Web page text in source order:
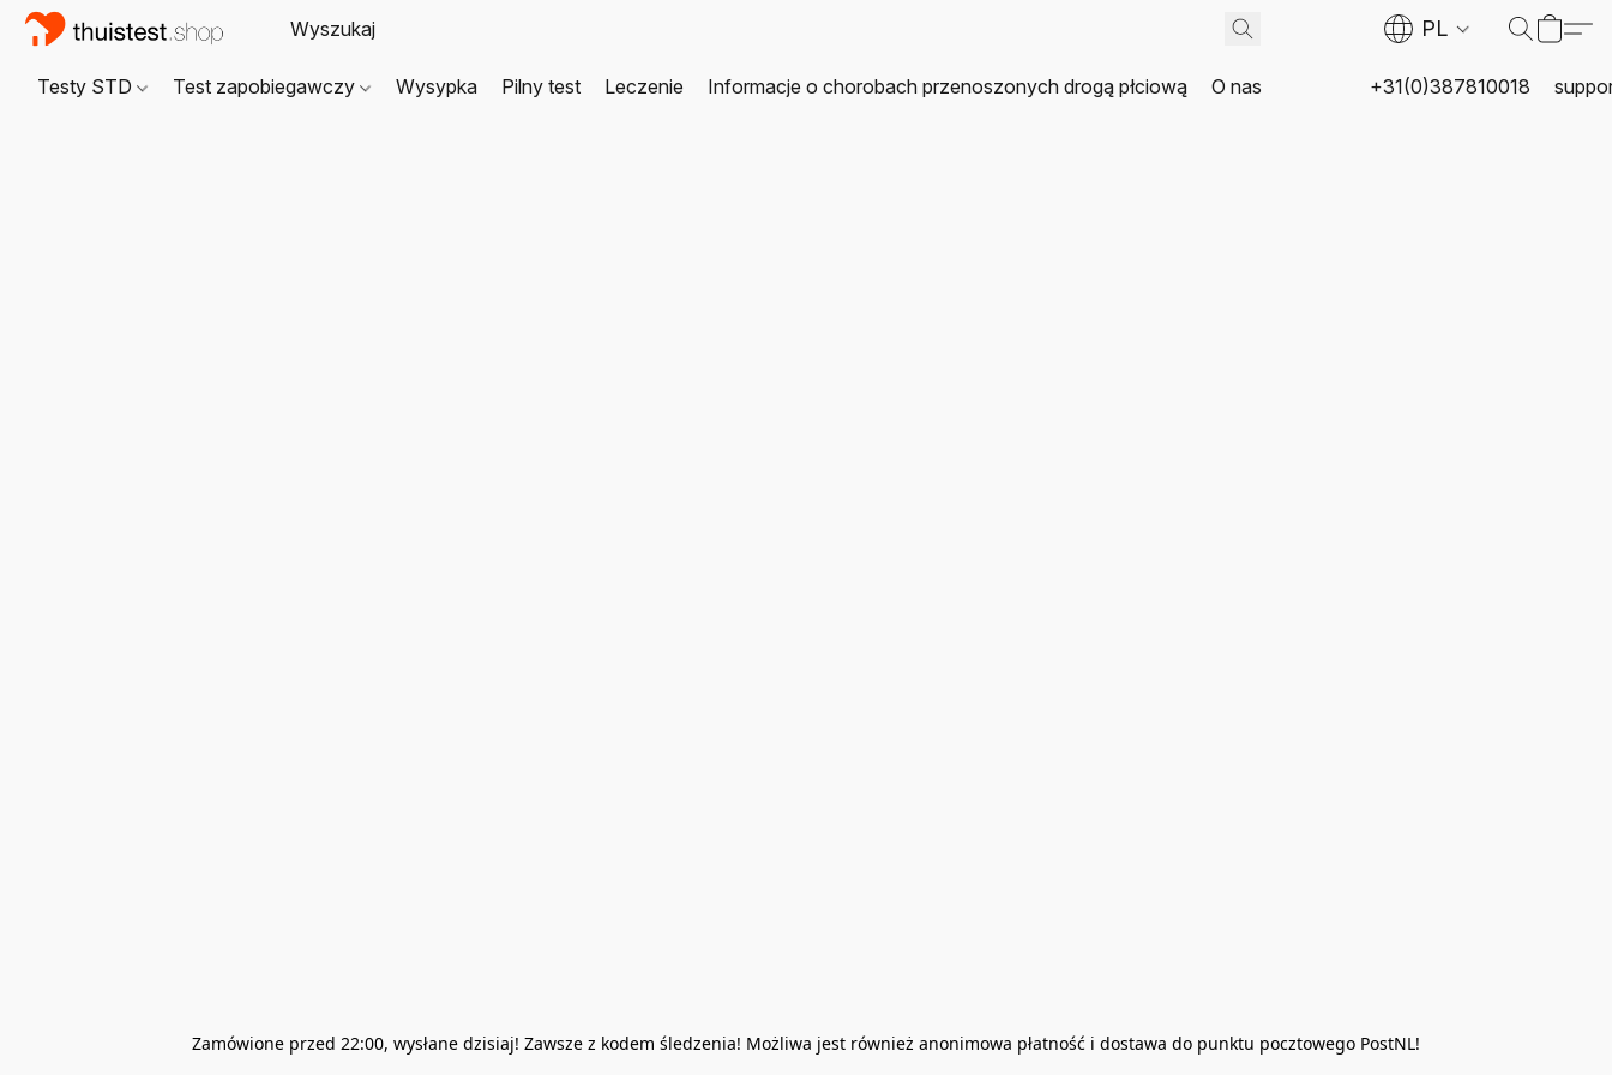
PL
Testy STD Test zapobiegawczy Wysypka Pilny test Leczenie Informacje o chorobach przenoszonych drogą płciową O nas +31(0)387810018
Zamówione przed 22:00, wysłane dzisiaj! Zawsze z kodem śledzenia! Możliwa jest również anonimowa płatność i dostawa do punktu pocztowego PostNL!